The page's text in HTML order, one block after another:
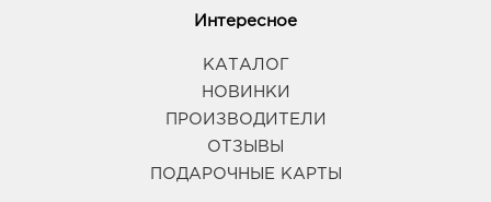
Интересное
КАТАЛОГ
НОВИНКИ
ПРОИЗВОДИТЕЛИ
ОТЗЫВЫ
ПОДАРОЧНЫЕ КАРТЫ